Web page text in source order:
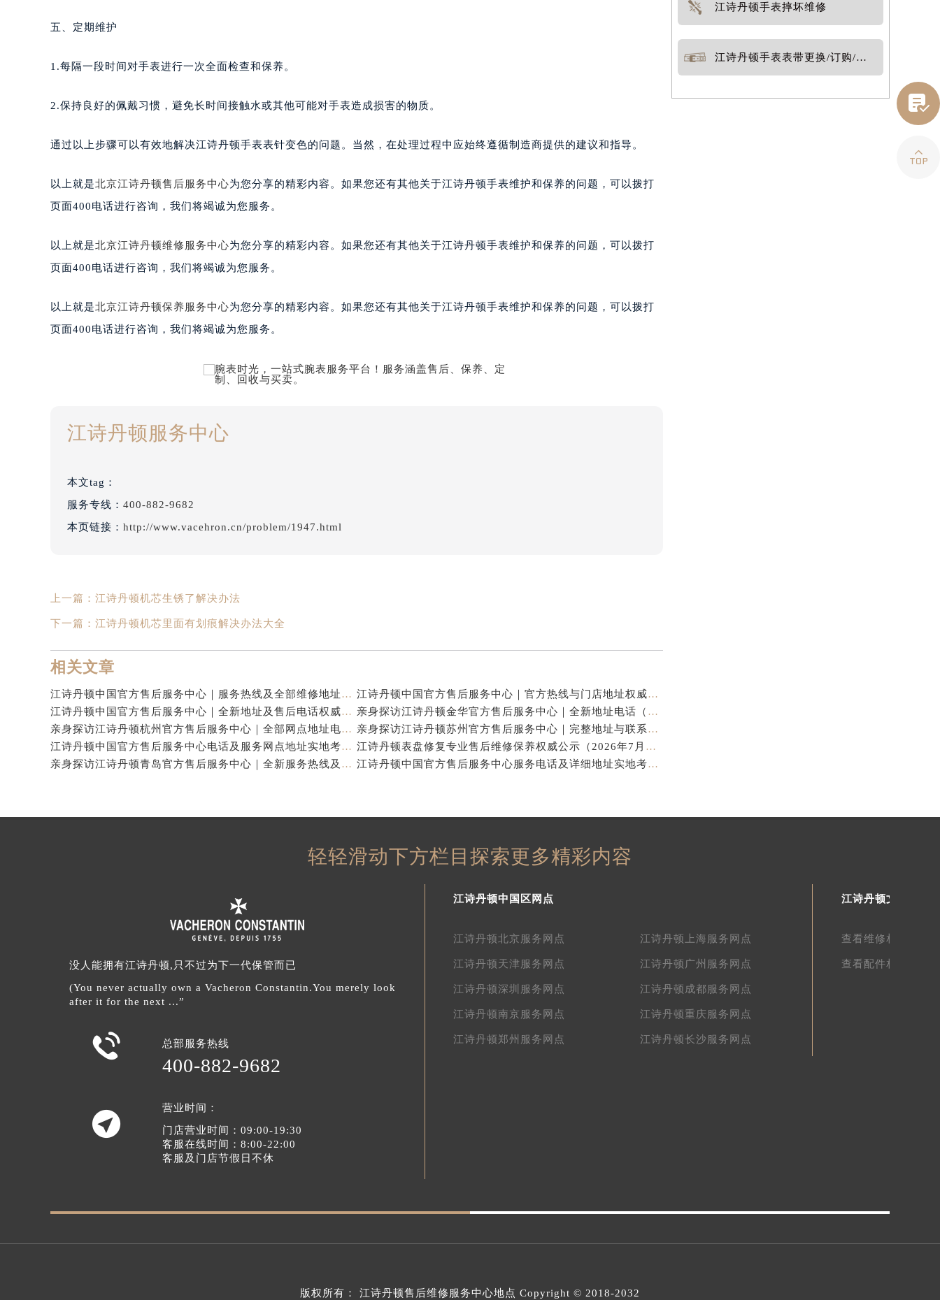
五、定期维护
1.每隔一段时间对手表进行一次全面检查和保养。
2.保持良好的佩戴习惯，避免长时间接触水或其他可能对手表造成损害的物质。
通过以上步骤可以有效地解决江诗丹顿手表表针变色的问题。当然，在处理过程中应始终遵循制造商提供的建议和指导。
以上就是北京江诗丹顿售后服务中心为您分享的精彩内容。如果您还有其他关于江诗丹顿手表维护和保养的问题，可以拨打
页面400电话进行咨询，我们将竭诚为您服务。
以上就是北京江诗丹顿维修服务中心为您分享的精彩内容。如果您还有其他关于江诗丹顿手表维护和保养的问题，可以拨打
页面400电话进行咨询，我们将竭诚为您服务。
以上就是北京江诗丹顿保养服务中心为您分享的精彩内容。如果您还有其他关于江诗丹顿手表维护和保养的问题，可以拨打
页面400电话进行咨询，我们将竭诚为您服务。
江诗丹顿服务中心
本文tag：
服务专线： 400-882-9682
本页链接： http://www.vacehron.cn/problem/1947.html
上一篇： 江诗丹顿机芯生锈了解决办法
下一篇： 江诗丹顿机芯里面有划痕解决办法大全
相关文章
江诗丹顿中国官方售后服务中心｜服务热线及全部维修地址权威信息通告（2026年7月最新）
江诗丹顿中国官方售后服务中心｜官方热线与门店地址权威信息声明（2026年7月最新）
江诗丹顿中国官方售后服务中心｜全新地址及售后电话权威信息通告（2026年7月最新）
亲身探访江诗丹顿金华官方售后服务中心｜全新地址电话（2026年7月最新）
亲身探访江诗丹顿杭州官方售后服务中心｜全部网点地址电话（2026年7月最新）
亲身探访江诗丹顿苏州官方售后服务中心｜完整地址与联系电话（2026年7月最新）
江诗丹顿中国官方售后服务中心电话及服务网点地址实地考察报告_多信源验证（2026年7月最新）
江诗丹顿表盘修复专业售后维修保养权威公示（2026年7月最新）
亲身探访江诗丹顿青岛官方售后服务中心｜全新服务热线及门店地址（2026年7月最新）
江诗丹顿中国官方售后服务中心服务电话及详细地址实地考察报告_多信源验证（2026年7月最新）
江诗丹顿手表摔坏维修
江诗丹顿手表表带更换/订购/定制
轻轻滑动下方栏目探索更多精彩内容
没人能拥有江诗丹顿,只不过为下一代保管而已
(You never actually own a Vacheron Constantin.You merely look
after it for the next ...”
 总部服务热线
400-882-9682

营业时间：
门店营业时间：09:00-19:30
客服在线时间：8:00-22:00
客服及门店节假日不休
江诗丹顿中国区网点
江诗丹顿北京服务网点 江诗丹顿上海服务网点
江诗丹顿天津服务网点 江诗丹顿广州服务网点
江诗丹顿深圳服务网点 江诗丹顿成都服务网点
江诗丹顿南京服务网点 江诗丹顿重庆服务网点
江诗丹顿郑州服务网点 江诗丹顿长沙服务网点
江诗丹顿文章库
查看维修相关文章
查看配件相关文章
版权所有： 江诗丹顿售后维修服务中心地点 Copyright © 2018-2032

